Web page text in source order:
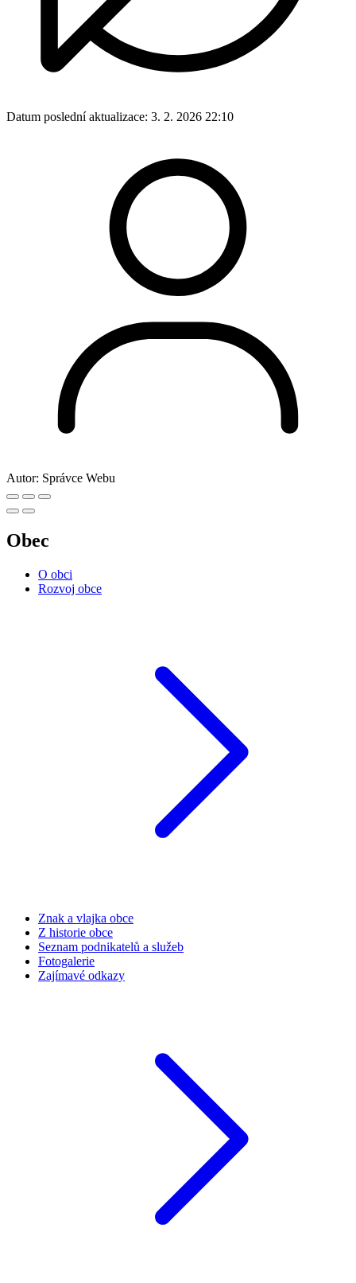
Datum poslední aktualizace: 3. 2. 2026 22:10
Autor: Správce Webu
Obec
O obci
Rozvoj obce
Znak a vlajka obce
Z historie obce
Seznam podnikatelů a služeb
Fotogalerie
Zajímavé odkazy